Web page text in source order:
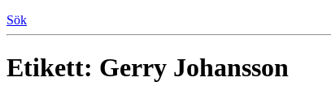
Sök
Etikett: Gerry Johansson